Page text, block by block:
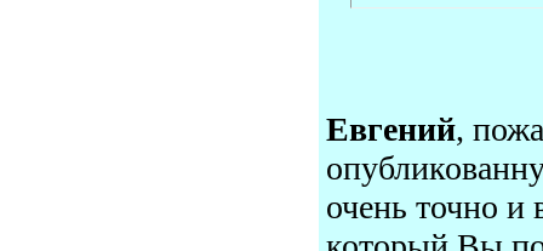
Евгений,
очень точно и